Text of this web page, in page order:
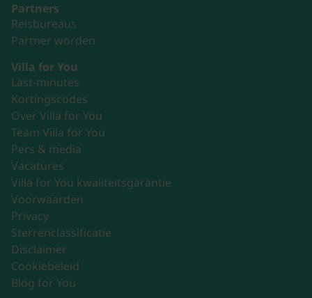
Partners
Reisbureaus
Partner worden
Villa for You
Last-minutes
Kortingscodes
Over Villa for You
Team Villa for You
Pers & media
Vacatures
Villa for You kwaliteitsgarantie
Voorwaarden
Privacy
Sterrenclassificatie
Disclaimer
Cookiebeleid
Blog for You